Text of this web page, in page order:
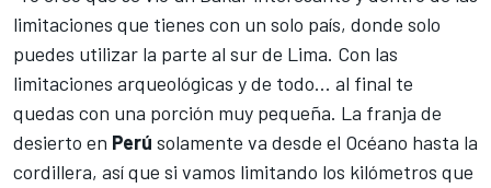
limitaciones que tienes con un solo país, donde solo
puedes utilizar la parte al sur de Lima. Con las
limitaciones arqueológicas y de todo... al final te
quedas con una porción muy pequeña. La franja de
desierto en Perú solamente va desde el Océano hasta la
cordillera, así que si vamos limitando los kilómetros que